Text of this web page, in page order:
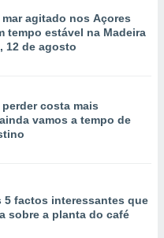
agitado nos Açores
tempo estável na Madeira
12 de agosto
costa mais
vamos a tempo de
5 factos interessantes que
sobre a planta do café